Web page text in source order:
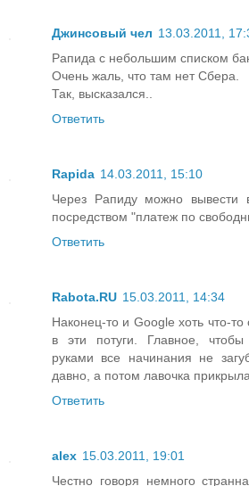
Джинсовый чел 13.03.2011,
Рапида с небольшим списком
Очень жаль, что там нет Сбера.
Так, высказался..
Ответить
Rapida 14.03.2011, 15:10
Через Рапиду можно вывести
посредством "платеж по
Ответить
Rabota.RU 15.03.2011, 14:34
Наконец-то и Google хоть что-
в эти потуги. Главное,
руками все начинания не
давно, а потом лавочка
Ответить
alex 15.03.2011, 19:01
Честно говоря немного